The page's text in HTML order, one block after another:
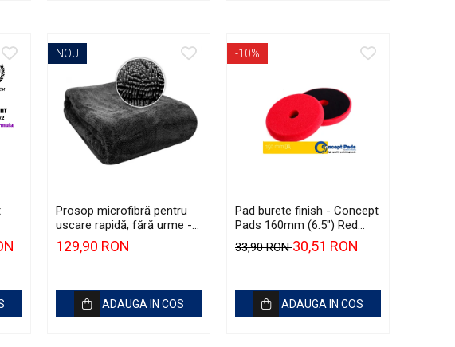
NOU
Prosop microfibră pentru
uscare rapidă, fără urme -
Liquid Elements Black Hole
Supersize
129,90 RON
ADAUGA IN COS
-10%
Pad burete finish - Concept
Pads 160mm (6.5") Red
Fine-Cut Pad
33,90 RON30,51 RON
ADAUGA IN COS